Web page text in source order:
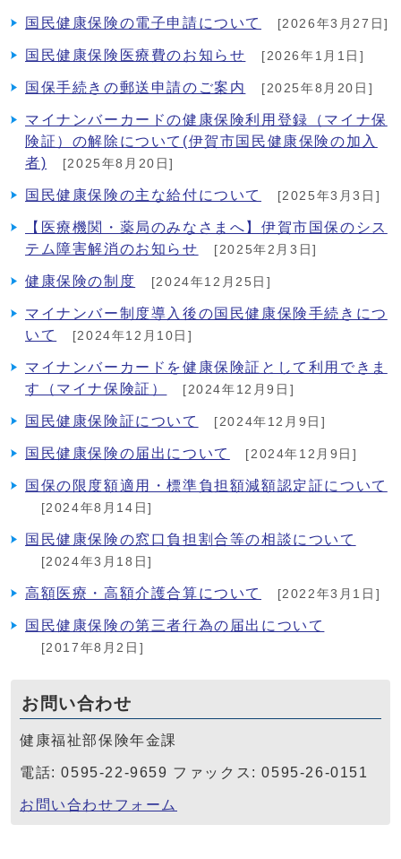
国民健康保険の電子申請について [2026年3月27日]
国民健康保険医療費のお知らせ [2026年1月1日]
国保手続きの郵送申請のご案内 [2025年8月20日]
マイナンバーカードの健康保険利用登録（マイナ保
険証）の解除について(伊賀市国民健康保険の加入
者)
[2025年8月20日]
国民健康保険の主な給付について [2025年3月3日]
【医療機関・薬局のみなさまへ】伊賀市国保のシス
テム障害解消のお知らせ
[2025年2月3日]
健康保険の制度 [2024年12月25日]
マイナンバー制度導入後の国民健康保険手続きにつ
いて
[2024年12月10日]
マイナンバーカードを健康保険証として利用できま
す（マイナ保険証）
[2024年12月9日]
国民健康保険証について [2024年12月9日]
国民健康保険の届出について [2024年12月9日]
国保の限度額適用・標準負担額減額認定証について
[2024年8月14日]
国民健康保険の窓口負担割合等の相談について
[2024年3月18日]
高額医療・高額介護合算について [2022年3月1日]
国民健康保険の第三者行為の届出について
[2017年8月2日]
お問い合わせ
健康福祉部保険年金課
電話: 0595-22-9659 ファックス: 0595-26-0151
お問い合わせフォーム